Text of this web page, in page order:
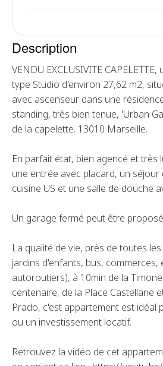
Description
VENDU EXCLUSIVITE
type Studio d'environ 27,62 m2,
avec ascenseur dans une
standing, très bien tenue, 'Urban
de la capelette. 13010 Marseille.
En parfait état, bien agencé et très
une entrée avec placard, un séjour
cuisine US et une salle de douche
Un garage fermé peut être
La qualité de vie, près de toutes
jardins d'enfants, bus, commerces,
autoroutiers), à 10min de la
centenaire, de la Place Castellane
Prado, c'est appartement est idéal
ou un investissement locatif.
Retrouvez la vidéo de cet